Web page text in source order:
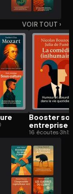
VOIR TOUT ›
Booster
entreprise
16 écoutes·3h12